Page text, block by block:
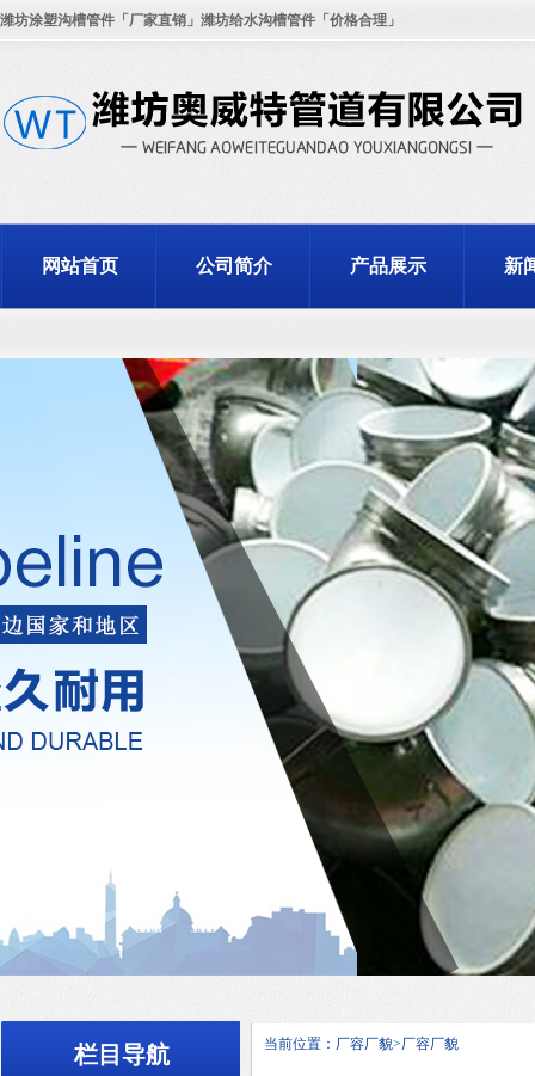
潍坊涂塑沟槽管件「厂家直销」潍坊给水沟槽管件「价格合理」
网站首页 公司简介 产品展示 新
栏目导航 当前位置：厂容厂貌>厂容厂貌